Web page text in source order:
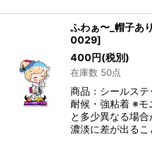
ふわぁ〜_帽子あ
0029]
400円(税別)
在庫数 50点
商品：シールステ
耐候・強粘着 ※モ
と多少異なる場
濃淡に差が出るこ